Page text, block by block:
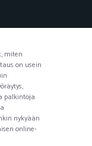
miten
on usein
palkintoja
nykyään
online-